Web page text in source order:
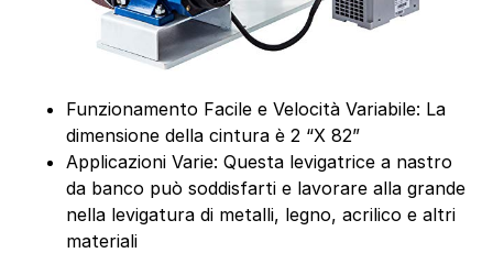
Funzionamento Facile e Velocità Variabile: La
dimensione della cintura è 2 “X 82”
Applicazioni Varie: Questa levigatrice a nastro
da banco può soddisfarti e lavorare alla grande
nella levigatura di metalli, legno, acrilico e altri
materiali